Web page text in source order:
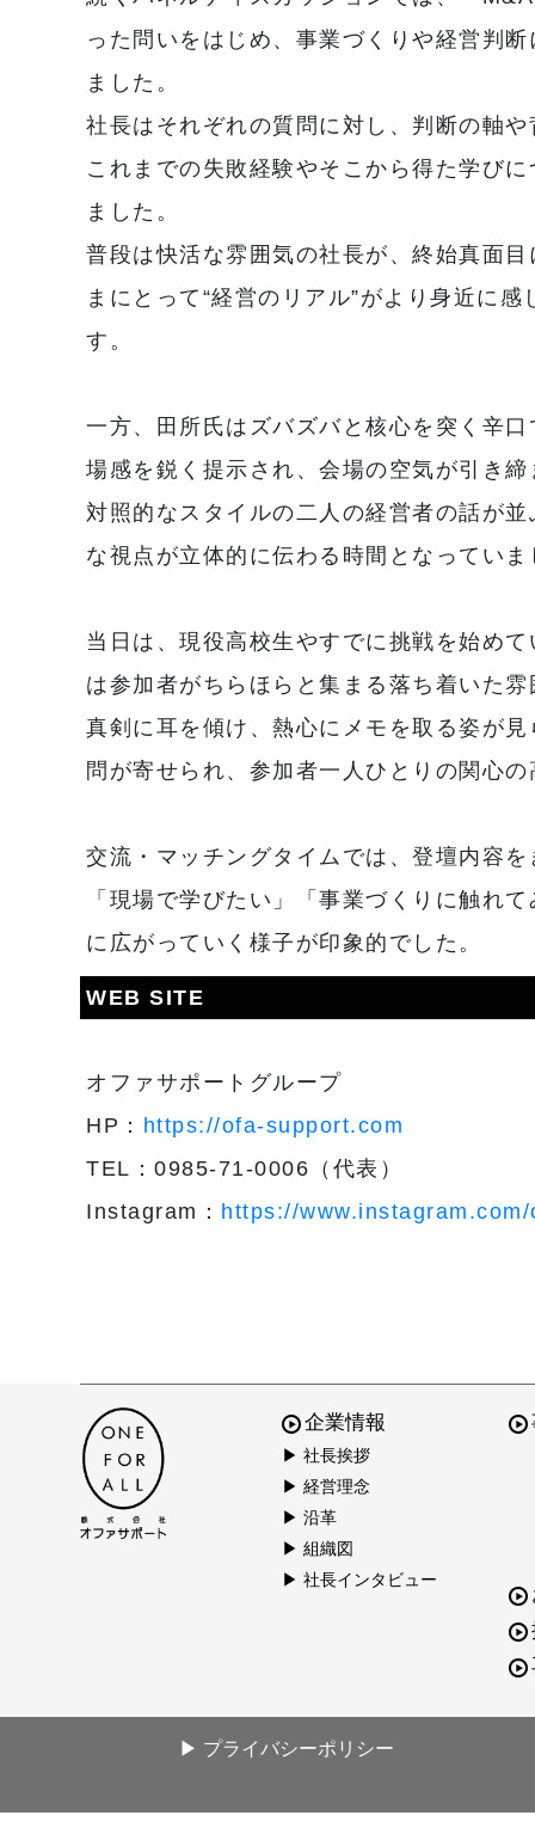
った問いをはじめ、事業づくりや経営判
ました。
社長はそれぞれの質問に対し、判断の軸
これまでの失敗経験やそこから得た学び
ました。
普段は快活な雰囲気の社長が、終始真面
まにとって“経営のリアル”がより身近に
す。
一方、田所氏はズバズバと核心を突く辛
場感を鋭く提示され、会場の空気が引き
対照的なスタイルの二人の経営者の話が
な視点が立体的に伝わる時間となっていま
当日は、現役高校生やすでに挑戦を始め
は参加者がちらほらと集まる落ち着いた
真剣に耳を傾け、熱心にメモを取る姿が
問が寄せられ、参加者一人ひとりの関心
交流・マッチングタイムでは、登壇内容
「現場で学びたい」「事業づくりに触れ
に広がっていく様子が印象的でした。
WEB SITE
オファサポートグループ
HP： https://ofa-support.com
TEL：0985-71-0006（代表）
Instagram： https://
企業情報
▶ 社長挨拶
▶ 経営理念
▶ 沿革
▶ 組織図
▶ 社長インタビュー
▶ プライバシーポリシー